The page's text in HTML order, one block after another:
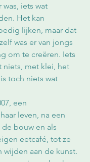
iets wat
Het kan
lijken, maar dat
was er van jongs
om te creëren. Iets
met klei, het
toch niets wat
een
leven, na een
bouw en als
eetcafé, tot ze
wijden aan de kunst.